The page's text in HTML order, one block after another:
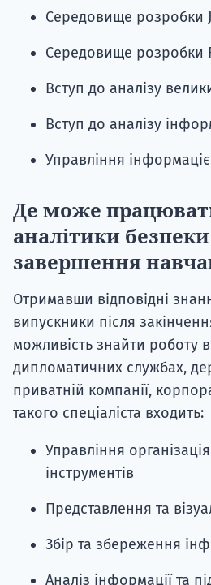
Середовище розробки
Середовище розробки
Вступ до аналізу
Вступ до аналізу
Управління
Де може
аналітики
завершення
Отримавши відповідні
випускники після
можливість знайти роботу
дипломатичних службах,
приватній компанії,
такого спеціаліста входить:
Управління
інструментів
Представлення та
Збір та збереження
Аналіз інформації та